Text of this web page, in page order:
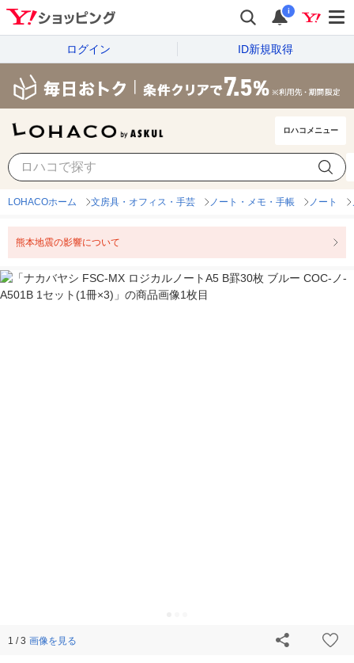
i
ログイン ID新規取得
ロハコメニュー
LOHACOホーム 文房具・オフィス・手芸 ノート・メモ・手帳 ノート
熊本地震の影響について
1 / 3 画像を見る